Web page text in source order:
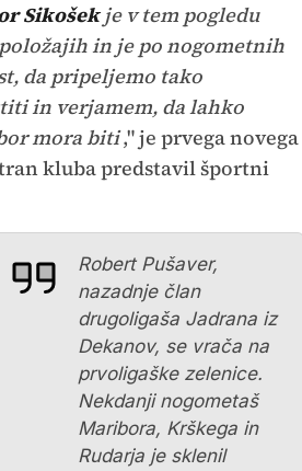
Sikošekje v tem pogledu
in je po nogometnih
da pripeljemo tako
in verjamem, da lahko
mora biti," je prvega novega
kluba predstavil športni
Robert Pušaver,
nazadnje član
drugoligaša Jadrana iz
Dekanov, se vrača na
prvoligaške zelenice.
Nekdanji nogometaš
Maribora, Krškega in
Rudarja je sklenil